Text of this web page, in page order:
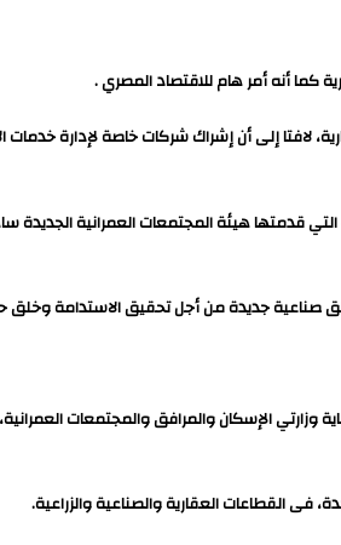
أنه أمر هام للاقتصاد المصري .
إلى أن إشراك شركات خاصة لإدارة خدمات
التي قدمتها هيئة المجتمعات العمرانية
صناعية جديدة من أجل تحقيق الاستدامة وخلق
الإسكان والمرافق والمجتمعات العمرانية،
فى القطاعات العقارية والصناعية والزراعية.